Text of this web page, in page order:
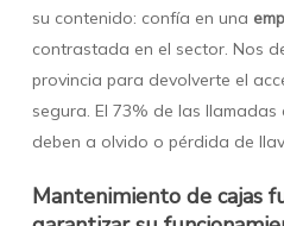
su contenido: confía en una
contrastada en el sector. Nos
provincia para devolverte el
segura. El 73% de las
deben a olvido o pérdida de
Mantenimiento de cajas